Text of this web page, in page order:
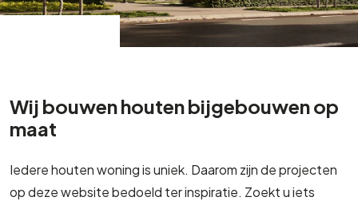
Wij bouwen houten bijgebouwen op
maat
Iedere houten woning is uniek. Daarom zijn de projecten
op deze website bedoeld ter inspiratie. Zoekt u iets